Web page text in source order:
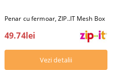
Penar cu fermoar, ZIP..IT Mesh Box
49.74lei
Vezi detalii